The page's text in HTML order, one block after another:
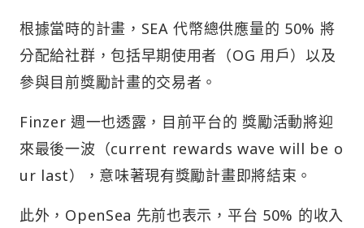
根據當時的計畫，SEA 代幣總供應量的 50% 將
分配給社群，包括早期使用者（OG 用戶）以及
參與目前獎勵計畫的交易者。
Finzer 週一也透露，目前平台的 獎勵活動將迎
來最後一波（current rewards wave will be o
ur last），意味著現有獎勵計畫即將結束。
此外，OpenSea 先前也表示，平台 50% 的收入